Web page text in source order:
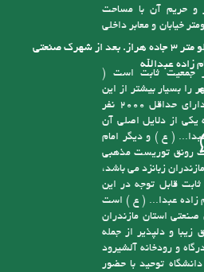
و حریم آن با مساحت
بیش از 100 کیلومتر خیابان و معابر داخلی
دارای 7000 نفر جمعیت ثابت است (
را بسیار بیشتر از این
رقم می دانند) ضمن اینکه دارای حداقل 2000 نفر
از دلایل اصلی آن
( ع ) و دیگر امام
رونق توریست مذهبی
زبانزد می باشد،
قابل توجه در این
زاده عبدا... ( ع ) است
صنعتی استان مازندران
زیبا و دلپذیر از جمله
و رودخانه آلشیرود
توحید با حضور
استان مازندران.کیلو متر ۳ جاده هراز. بعد از شهرک صنعتی
زاده عبدالله